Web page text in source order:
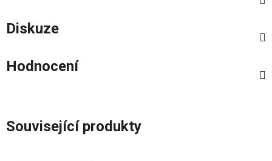
Diskuze
Hodnocení
Související produkty